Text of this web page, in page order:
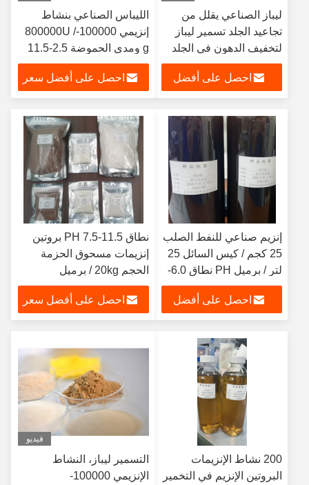
ليباز الصناعي يقلل من
تجاعيد الجلد تسمير ليباز
لتخفيف الدهون في الجلد
احصل على أفضل
الليباس الصناعي بنشاط
إنزيمي 100000-800000U /
g ومدى الحموضة 2.5-11.5
احصل على أفضل سعر
إنزيم صناعي للنفط الصلب
25 كجم / كيس السائل 25
لتر / برميل PH نطاق 6.0-
9.0 زيادة الكفاءة في إنتاج
النفط
احصل على أفضل
نطاق PH 7.5-11.5 بروتين
إنزيمات مسحوق الحزمة
الحجم 20kg / برميل
احصل على أفضل سعر
200 نشاط الإنزيمات
البروتين الإنزيم في التخمير
فيديو
التسمير ليباز، النشاط
الإنزيمي 100000-